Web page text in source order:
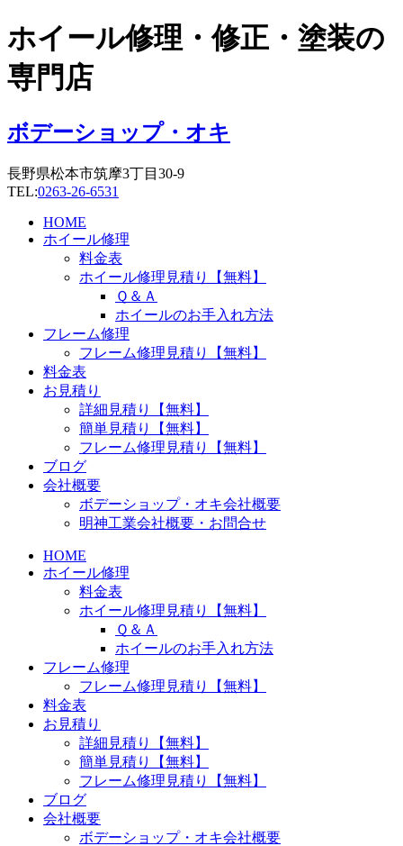
コ
ン
テ
ン
に
ス
ッ
プ
ホイール修理・修正・塗装の
専門店
ボデーショップ・オキ
長野県松本市筑摩3丁目30-9
TEL:0263-26-6531
HOME
ホイール修理
料金表
ホイール修理見積り【無料】
Ｑ＆Ａ
ホイールのお手入れ方法
フレーム修理
フレーム修理見積り【無料】
料金表
お見積り
詳細見積り【無料】
簡単見積り【無料】
フレーム修理見積り【無料】
ブログ
会社概要
ボデーショップ・オキ会社概要
明神工業会社概要・お問合せ
HOME
ホイール修理
料金表
ホイール修理見積り【無料】
Ｑ＆Ａ
ホイールのお手入れ方法
フレーム修理
フレーム修理見積り【無料】
料金表
お見積り
詳細見積り【無料】
簡単見積り【無料】
フレーム修理見積り【無料】
ブログ
会社概要
ボデーショップ・オキ会社概要